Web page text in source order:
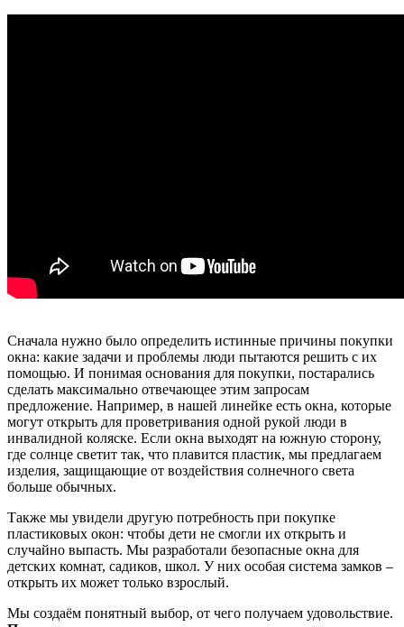
Сначала нужно было определить истинные причины покупки
окна: какие задачи и проблемы люди пытаются решить с их
помощью. И понимая основания для покупки, постарались
сделать максимально отвечающее этим запросам
предложение. Например, в нашей линейке есть окна, которые
могут открыть для проветривания одной рукой люди в
инвалидной коляске. Если окна выходят на южную сторону,
где солнце светит так, что плавится пластик, мы предлагаем
изделия, защищающие от воздействия солнечного света
больше обычных.
Также мы увидели другую потребность при покупке
пластиковых окон: чтобы дети не смогли их открыть и
случайно выпасть. Мы разработали безопасные окна для
детских комнат, садиков, школ. У них особая система замков –
открыть их может только взрослый.
Мы создаём понятный выбор, от чего получаем удовольствие.